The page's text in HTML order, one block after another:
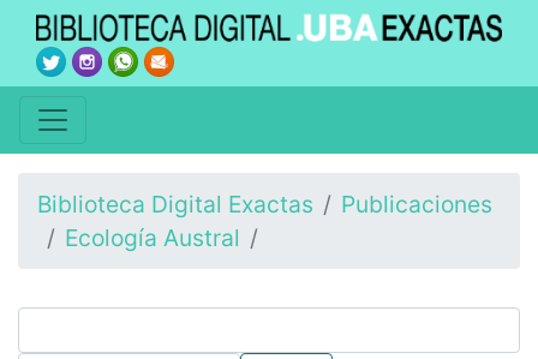
Biblioteca Digital Exactas
Publicaciones
Ecología Austral